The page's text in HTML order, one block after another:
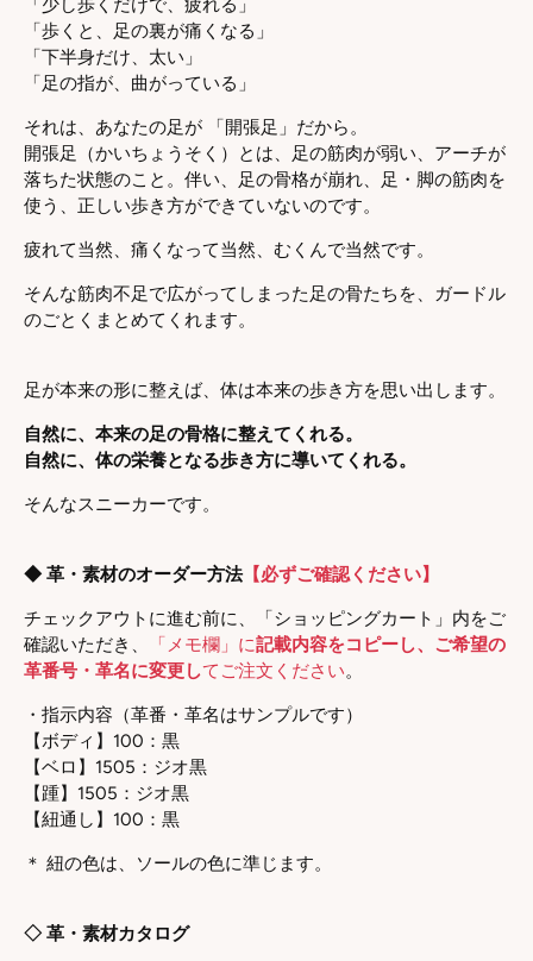
「少し歩くだけで、疲れる」
「歩くと、足の裏が痛くなる」
「下半身だけ、太い」
「足の指が、曲がっている」
それは、あなたの足が 「開張足」だから。
開張足（かいちょうそく）とは、足の筋肉が弱い、アーチが
落ちた状態のこと。伴い、足の骨格が崩れ、足・脚の筋肉を
使う、正しい歩き方ができていないのです。
疲れて当然、痛くなって当然、むくんで当然です。
そんな筋肉不足で広がってしまった足の骨たちを、ガードル
のごとくまとめてくれます。
足が本来の形に整えば、体は本来の歩き方を思い出します。
自然に、本来の足の骨格に整えてくれる。
自然に、体の栄養となる歩き方に導いてくれる。
そんなスニーカーです。
◆ 革・素材のオーダー方法【必ずご確認ください】
チェックアウトに進む前に、「ショッピングカート」内をご
確認いただき、
「メモ欄」に記載内容をコピーし、ご希望の
革番号・革名に変更してご注文ください。
・指示内容（革番・革名はサンプルです）
【ボディ】100：黒
【ベロ】1505：ジオ黒
【踵】1505：ジオ黒
【紐通し】100：黒
＊ 紐の色は、ソールの色に準じます。
◇ 革・素材カタログ